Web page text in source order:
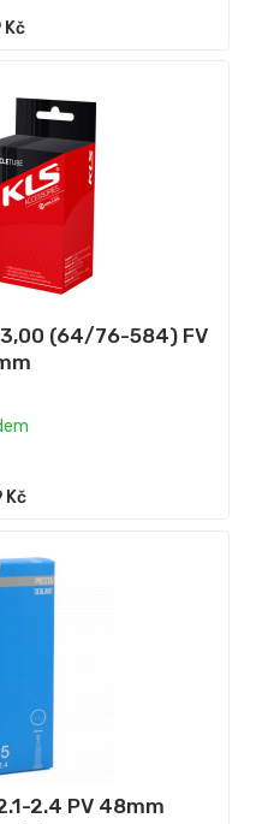
Kč
3,00 (64/76-584) FV
Kč
2.4 PV 48mm